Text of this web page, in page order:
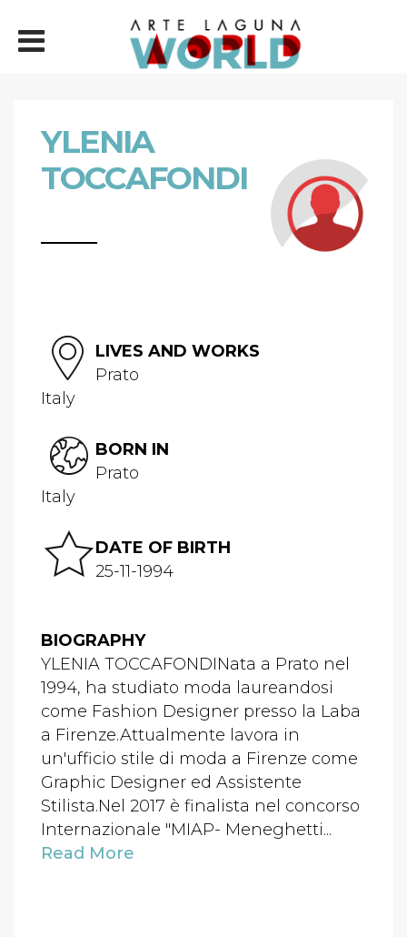
YLENIA
TOCCAFONDI
LIVES AND WORKS
Prato
Italy
BORN IN
Prato
Italy
DATE OF BIRTH
25-11-1994
BIOGRAPHY
YLENIA TOCCAFONDINata a Prato nel
1994, ha studiato moda laureandosi
come Fashion Designer presso la Laba
a Firenze.Attualmente lavora in
un'ufficio stile di moda a Firenze come
Graphic Designer ed Assistente
Stilista.Nel 2017 è finalista nel concorso
Internazionale "MIAP- Meneghetti...
Read More